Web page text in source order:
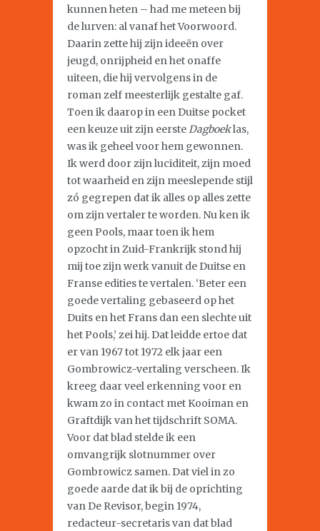
kunnen heten – had me meteen bij
de lurven: al vanaf het Voorwoord.
Daarin zette hij zijn ideeën over
jeugd, onrijpheid en het onaffe
uiteen, die hij vervolgens in de
roman zelf meesterlijk gestalte gaf.
Toen ik daarop in een Duitse pocket
een keuze uit zijn eersteDagboeklas,
was ik geheel voor hem gewonnen.
Ik werd door zijn luciditeit, zijn moed
tot waarheid en zijn meeslepende stijl
zó gegrepen dat ik alles op alles zette
om zijn vertaler te worden. Nu ken ik
geen Pools, maar toen ik hem
opzocht in Zuid-Frankrijk stond hij
mij toe zijn werk vanuit de Duitse en
Franse edities te vertalen. ‘Beter een
goede vertaling gebaseerd op het
Duits en het Frans dan een slechte uit
het Pools,’ zei hij. Dat leidde ertoe dat
er van 1967 tot 1972 elk jaar een
Gombrowicz-vertaling verscheen. Ik
kreeg daar veel erkenning voor en
kwam zo in contact met Kooiman en
Graftdijk van het tijdschrift SOMA.
Voor dat blad stelde ik een
omvangrijk slotnummer over
Gombrowicz samen. Dat viel in zo
goede aarde dat ik bij de oprichting
van De Revisor, begin 1974,
redacteur-secretaris van dat blad